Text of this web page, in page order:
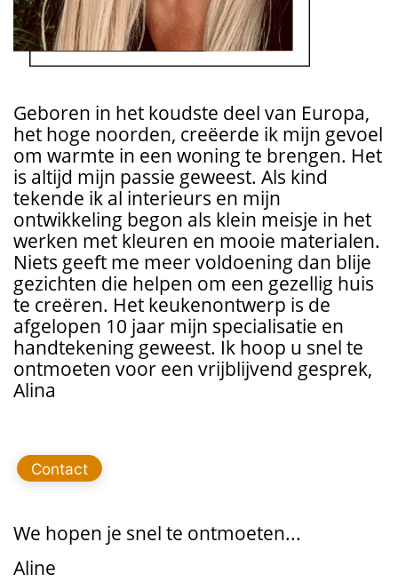
Geboren in het koudste deel van Europa,
het hoge noorden, creëerde ik mijn gevoel
om warmte in een woning te brengen. Het
is altijd mijn passie geweest. Als kind
tekende ik al interieurs en mijn
ontwikkeling begon als klein meisje in het
werken met kleuren en mooie materialen.
Niets geeft me meer voldoening dan blije
gezichten die helpen om een gezellig huis
te creëren. Het keukenontwerp is de
afgelopen 10 jaar mijn specialisatie en
handtekening geweest. Ik hoop u snel te
ontmoeten voor een vrijblijvend gesprek,
Alina
Contact
We hopen je snel te ontmoeten...
Aline